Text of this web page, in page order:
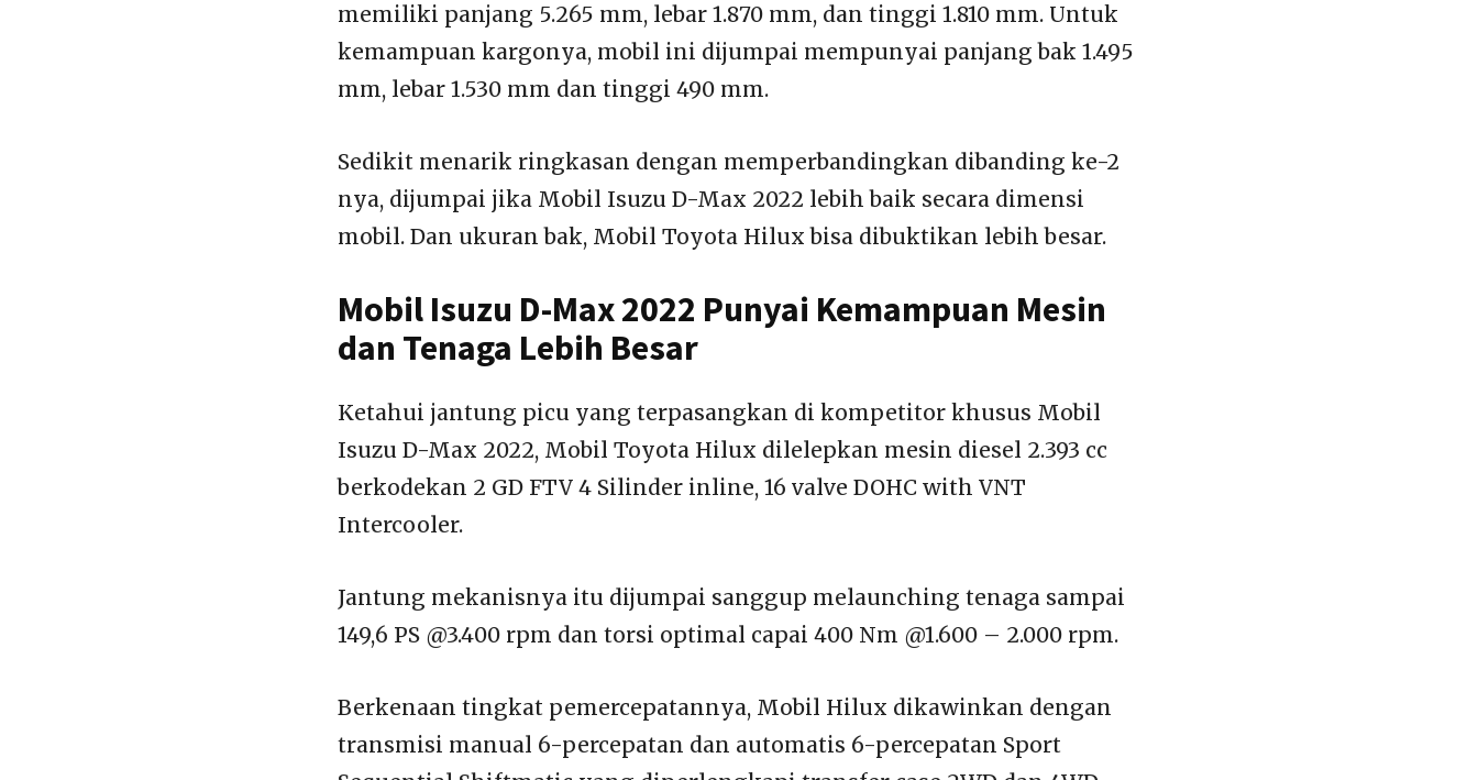
memiliki panjang 5.265 mm, lebar 1.870 mm, dan tinggi 1.810 mm. Untuk
kemampuan kargonya, mobil ini dijumpai mempunyai panjang bak 1.495
mm, lebar 1.530 mm dan tinggi 490 mm.
Sedikit menarik ringkasan dengan memperbandingkan dibanding ke-2
nya, dijumpai jika Mobil Isuzu D-Max 2022 lebih baik secara dimensi
mobil. Dan ukuran bak, Mobil Toyota Hilux bisa dibuktikan lebih besar.
Mobil Isuzu D-Max 2022 Punyai Kemampuan Mesin
dan Tenaga Lebih Besar
Ketahui jantung picu yang terpasangkan di kompetitor khusus Mobil
Isuzu D-Max 2022, Mobil Toyota Hilux dilelepkan mesin diesel 2.393 cc
berkodekan 2 GD FTV 4 Silinder inline, 16 valve DOHC with VNT
Intercooler.
Jantung mekanisnya itu dijumpai sanggup melaunching tenaga sampai
149,6 PS @3.400 rpm dan torsi optimal capai 400 Nm @1.600 – 2.000 rpm.
Berkenaan tingkat pemercepatannya, Mobil Hilux dikawinkan dengan
transmisi manual 6-percepatan dan automatis 6-percepatan Sport